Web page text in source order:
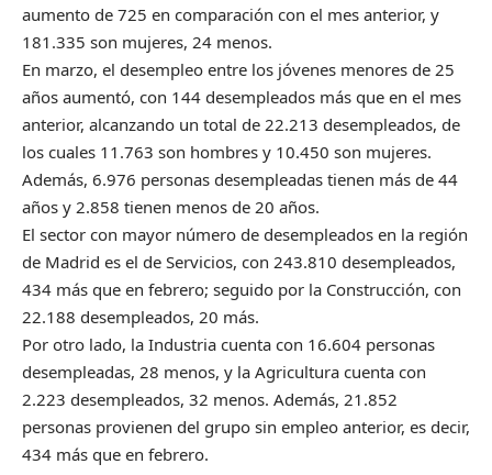
aumento de 725 en comparación con el mes anterior, y
181.335 son mujeres, 24 menos.
En marzo, el desempleo entre los jóvenes menores de 25
años aumentó, con 144 desempleados más que en el mes
anterior, alcanzando un total de 22.213 desempleados, de
los cuales 11.763 son hombres y 10.450 son mujeres.
Además, 6.976 personas desempleadas tienen más de 44
años y 2.858 tienen menos de 20 años.
El sector con mayor número de desempleados en la región
de Madrid es el de Servicios, con 243.810 desempleados,
434 más que en febrero; seguido por la Construcción, con
22.188 desempleados, 20 más.
Por otro lado, la Industria cuenta con 16.604 personas
desempleadas, 28 menos, y la Agricultura cuenta con
2.223 desempleados, 32 menos. Además, 21.852
personas provienen del grupo sin empleo anterior, es decir,
434 más que en febrero.